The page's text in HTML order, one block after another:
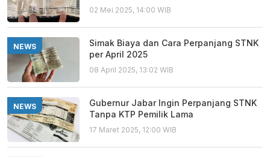
02 Mei 2025, 14:00 WIB
NEWS
Simak Biaya dan Cara Perpanjang STNK
per April 2025
08 April 2025, 13:02 WIB
NEWS
Gubernur Jabar Ingin Perpanjang STNK
Tanpa KTP Pemilik Lama
17 Maret 2025, 12:00 WIB